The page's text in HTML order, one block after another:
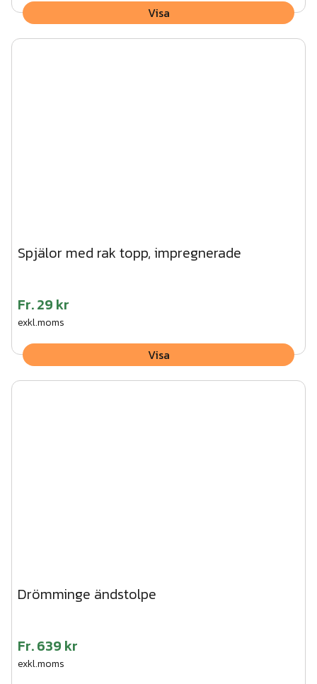
Visa
Spjälor med rak topp, impregnerade
Fr.29 kr
exkl.moms
Visa
Drömminge ändstolpe
Fr.639 kr
exkl.moms